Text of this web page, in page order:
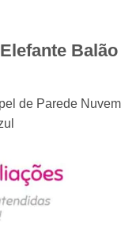
Balão
de Parede Nuvem